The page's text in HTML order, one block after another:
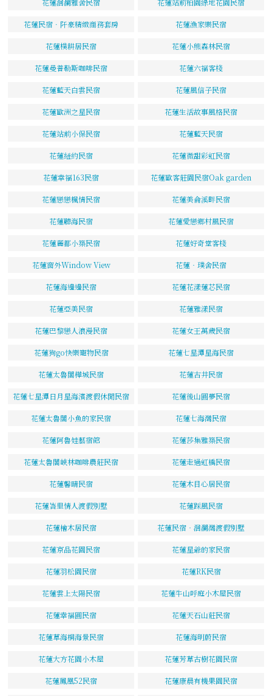
花蓮民宿．阡豪精緻商務套房 花蓮漁家樂民宿
花蓮樸耕居民宿 花蓮小熊森林民宿
花蓮曼普勒斯咖啡民宿 花蓮六福客棧
花蓮藍天白雲民宿 花蓮風信子民宿
花蓮歐洲之星民宿 花蓮生活故事風格民宿
花蓮站前小保民宿 花蓮藍天民宿
花蓮紐約民宿 花蓮微甜彩虹民宿
花蓮幸福163民宿 花蓮歐客莊園民宿Oak garden
花蓮戀戀楓情民宿 花蓮美侖溪畔民宿
花蓮聽海民宿 花蓮愛戀鄉村風民宿
花蓮麗都小築民宿 花蓮好奇堂客棧
花蓮窗外Window View 花蓮‧璞舍民宿
花蓮海邊邊民宿 花蓮花漾蓮芯民宿
花蓮亞美民宿 花蓮雅漾民宿
花蓮巴黎戀人浪漫民宿 花蓮女王萬歲民宿
花蓮狗go快樂寵物民宿 花蓮七星潭星海民宿
花蓮太魯閣樺城民宿 花蓮古井民宿
花蓮七星潭日月星海濱渡假休閒民宿 花蓮後山圓夢民宿
花蓮太魯閣小魚的家民宿 花蓮七海灣民宿
花蓮阿魯娃藝宿館 花蓮莎集雅築民宿
花蓮太魯閣峽林咖啡農莊民宿 花蓮走過虹橋民宿
花蓮馨晴民宿 花蓮木目心居民宿
花蓮峇里情人渡假別墅 花蓮踩風民宿
花蓮檜木居民宿 花蓮民宿‧洄瀾灣渡假別墅
花蓮京品花園民宿 花蓮星爺的家民宿
花蓮羽松園民宿 花蓮RK民宿
花蓮雲上太陽民宿 花蓮牛山呼庭小木屋民宿
花蓮幸福圓民宿 花蓮天石山莊民宿
花蓮草海桐海景民宿 花蓮海明蔚民宿
花蓮大方花園小木屋 花蓮芳草古樹花園民宿
花蓮鳳凰52民宿 花蓮康晨有機果園民宿